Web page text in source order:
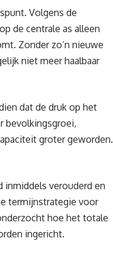
Volgens de
de centrale as alleen
Zonder zo’n nieuwe
niet meer haalbaar
dat de druk op het
bevolkingsgroei,
groter geworden.
inmiddels verouderd en
termijnstrategie voor
hoe het totale
ingericht.